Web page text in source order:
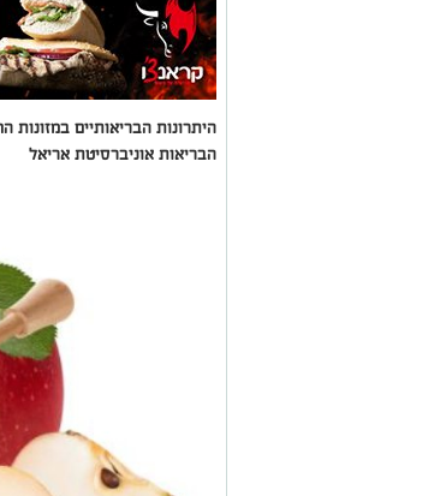
היתרונות הבריאותיים
הבריאות אוניברסיטת אריאל